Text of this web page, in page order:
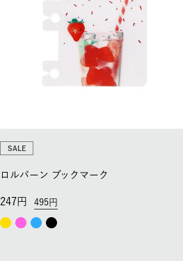
SALE
ロルバーン ブックマーク
495
247